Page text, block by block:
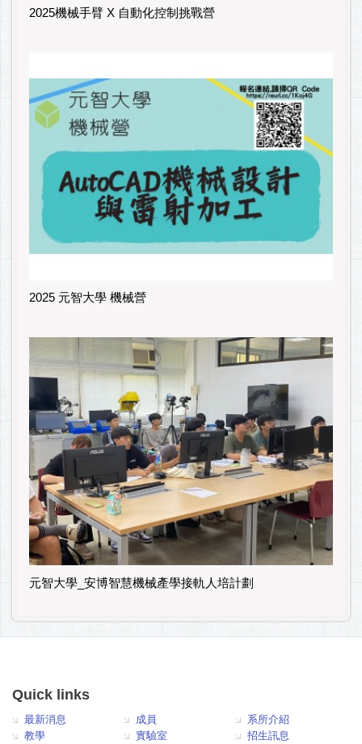
2025機械手臂 X 自動化控制挑戰營
2025 元智大學 機械營
元智大學_安博智慧機械產學接軌人培計劃
Quick links
最新消息 成員
系所介紹
教學
實驗室
招生訊息